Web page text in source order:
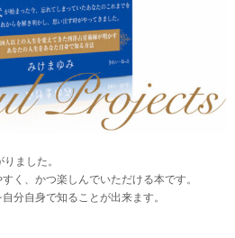
ました。
く、かつ楽しんでいただける本です。
分自身で知ることが出来ます。